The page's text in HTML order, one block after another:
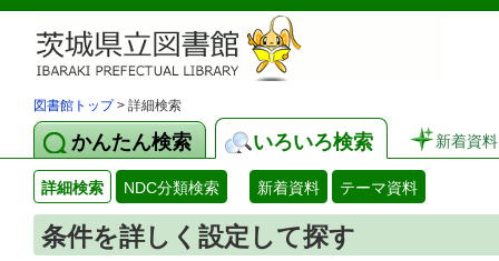
図書館トップ> 詳細検索
かんたん検索 いろいろ検索 新着資料
詳細検索 NDC分類検索 新着資料 テーマ資料
条件を詳しく設定して探す